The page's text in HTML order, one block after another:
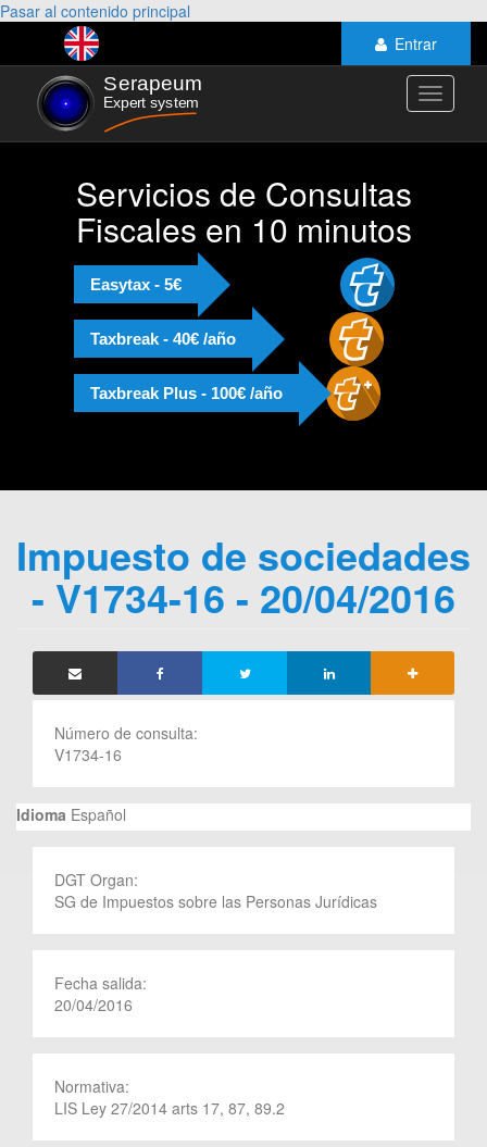
Pasar al contenido principal
Entrar
Toggle
Servicios de Consultas
Fiscales en 10 minutos
Easytax - 5€
Taxbreak - 40€ /año
Taxbreak Plus - 100€ /año
Impuesto de sociedades
- V1734-16 - 20/04/2016
Número de consulta:
V1734-16
Idioma Español
DGT Organ:
SG de Impuestos sobre las Personas Jurídicas
Fecha salida:
20/04/2016
Normativa:
LIS Ley 27/2014 arts 17, 87, 89.2